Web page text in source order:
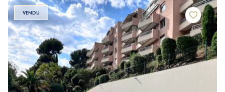
VENDU